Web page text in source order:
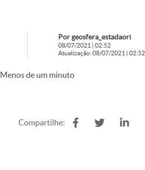
Por geosfera_estadaori
08/07/2021 | 02:52
Atualização: 08/07/2021 | 02:52
Menos de um minuto
Compartilhe: